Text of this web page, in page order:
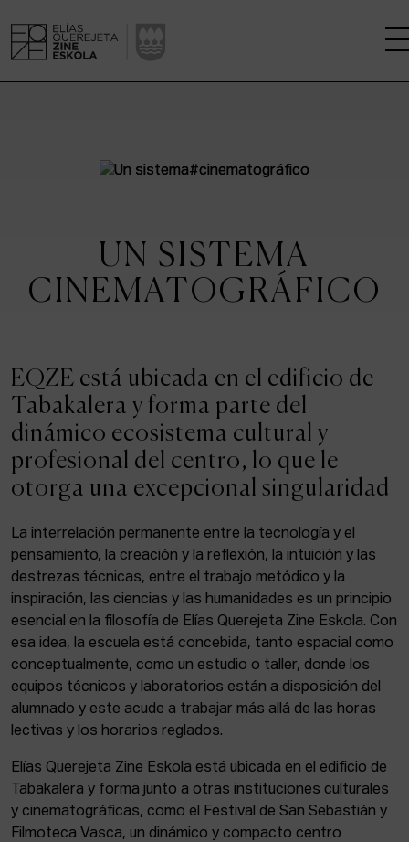
CENTRO DE INVESTIGACIÓN
KINOFABRIKA
LA CASA DEL CINE
ACTUALIDAD
Admisión
Intranet
Facebook Equis Instagram
© Elías Querejeta Zine Eskola 2026
Tabakalera · Andre zigarrogileak plaza, 1
20012 Donostia / San Sebastián
T. 0034 943 545 005
E. info@zine-eskola.eus
UN SISTEMA
CINEMATOGRÁFICO
EQZE está ubicada en el edificio de
Tabakalera y forma parte del
dinámico ecosistema cultural y
profesional del centro, lo que le
otorga una excepcional singularidad
La interrelación permanente entre la tecnología y el
pensamiento, la creación y la reflexión, la intuición y las
destrezas técnicas, entre el trabajo metódico y la
inspiración, las ciencias y las humanidades es un principio
esencial en la filosofía de Elías Querejeta Zine Eskola. Con
esa idea, la escuela está concebida, tanto espacial como
conceptualmente, como un estudio o taller, donde los
equipos técnicos y laboratorios están a disposición del
alumnado y este acude a trabajar más allá de las horas
lectivas y los horarios reglados.
Elías Querejeta Zine Eskola está ubicada en el edificio de
Tabakalera y forma junto a otras instituciones culturales
y cinematográficas, como el Festival de San Sebastián y
Filmoteca Vasca, un dinámico y compacto centro